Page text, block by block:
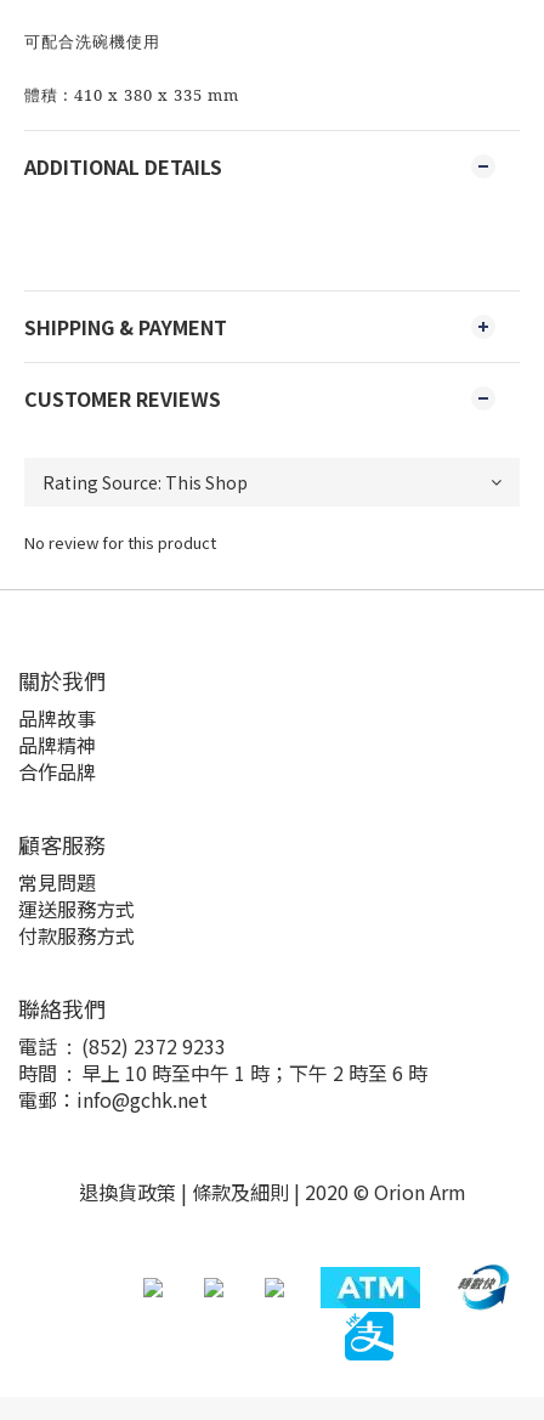
可配合洗碗機使用
體積 : 410 x 380 x 335 mm
ADDITIONAL DETAILS
SHIPPING & PAYMENT
CUSTOMER REVIEWS
No review for this product
關於我們
品牌故事
品牌精神
合作品牌
顧客服務
常見問題
運送服務方式
付款服務方式
聯絡我們
電話 : (852) 2372 9233
時間 : 早上 10 時至中午 1 時；下午 2 時至 6 時
電郵：info@gchk.net
退換貨政策 | 條款及細則 | 2020 © Orion Arm